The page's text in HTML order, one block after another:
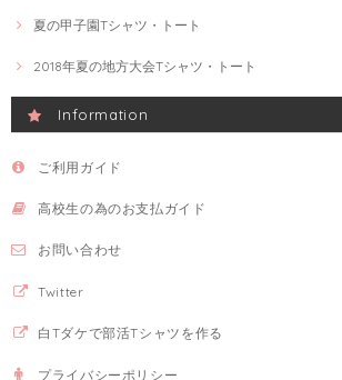
夏の甲子園Tシャツ・トート
2018年夏の地方大会Tシャツ・トート
Information
ご利用ガイド
高校生の為のお支払ガイド
お問い合わせ
Twitter
白Tダケで部活Tシャツを作る
プライバシーポリシー